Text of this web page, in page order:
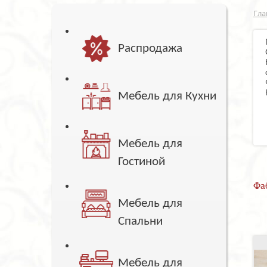
Распродажа
Мебель для Кухни
Мебель для
Гостиной
Мебель для
Спальни
Мебель для